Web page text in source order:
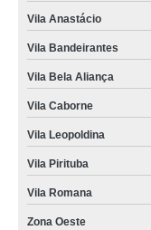
quanto custa conserto em
preço de conserto
preço de conserto de
preço de maquina de
conserto de maquina de
preço de maquina de
Vila Anastácio
Vila Bandeirantes
Vila Bela Aliança
Vila Caborne
Vila Leopoldina
Vila Pirituba
Vila Romana
Zona Oeste